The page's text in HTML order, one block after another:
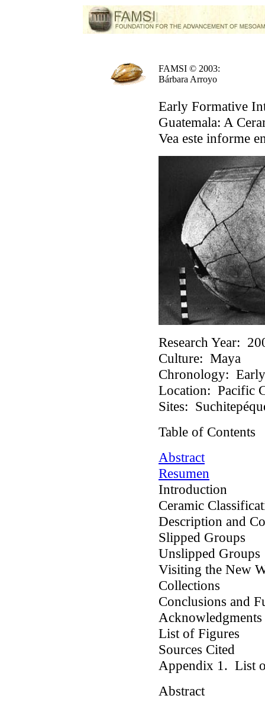
FAMSI © 2003:
Bárbara Arroyo
Early Formative
Guatemala: A
Vea este informe
Research Year:
Culture: Maya
Chronology:
Location: Pacific
Sites:
Table of Contents
Abstract
Resumen
Introduction
Ceramic
Description and
Slipped Groups
Unslipped Groups
Visiting the New
Collections
Conclusions and
Acknowledgments
List of Figures
Sources Cited
Appendix 1. List
Abstract